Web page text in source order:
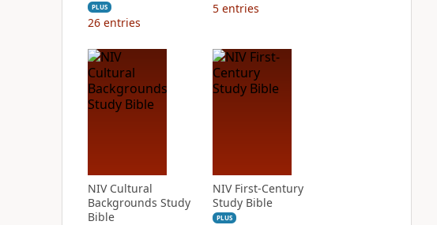
PLUS
26 entries
5 entries
NIV Cultural
Backgrounds Study
Bible
NIV First-Century
Study Bible
PLUS